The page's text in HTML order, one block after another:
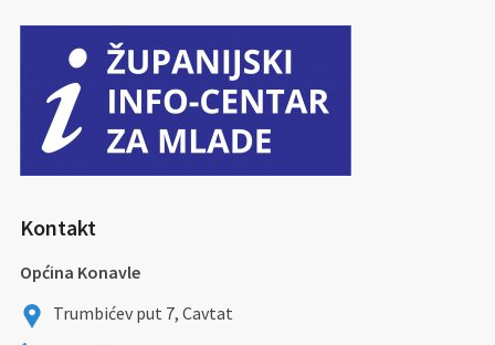
Kontakt
Općina Konavle
Trumbićev put 7, Cavtat